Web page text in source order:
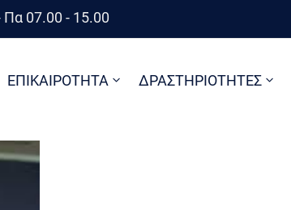
Πα 07.00 - 15.00
ΕΠΙΚΑΙΡΟΤΗΤΑ ΔΡΑΣΤΗΡΙΟΤΗΤΕΣ